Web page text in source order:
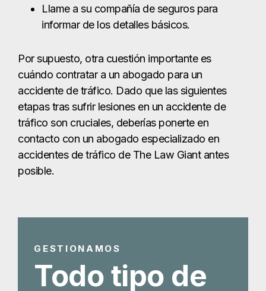
contacto con un abogado especializado en
accidentes de tráfico de The Law Giant antes
GESTIONAMOS
Todo tipo de
accidentes de